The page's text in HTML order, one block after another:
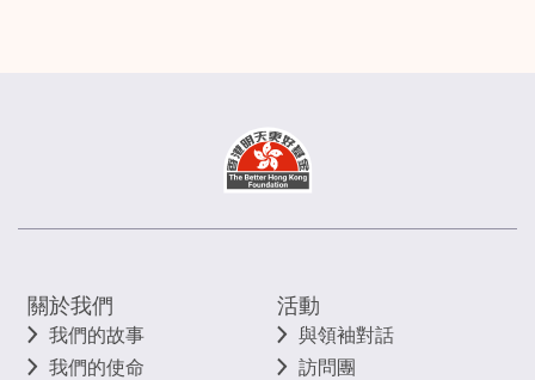
關於我們
我們的故事
我們的使命
活動
與領袖對話
訪問團